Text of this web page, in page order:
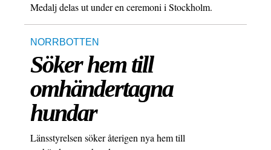
Medalj delas ut under en ceremoni i Stockholm.
NORRBOTTEN
Söker hem till
omhändertagna
hundar
Länsstyrelsen söker återigen nya hem till